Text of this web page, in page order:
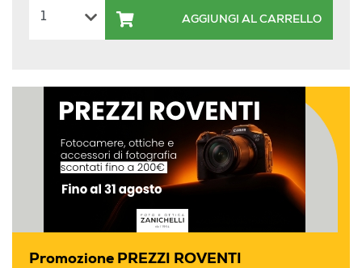
AGGIUNGI AL CARRELLO
Promozione PREZZI ROVENTI